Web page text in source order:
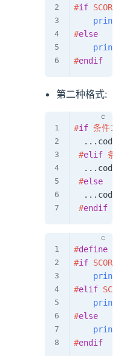
#if SCORE
printf
#else
printf
#endif
第二种格式:
#if 条件1
. . . code1
#elif 条件
. . . code2
#else
. . . code3
#endif
#define
#if SCORE
printf
#elif
printf
#else
printf
#endif